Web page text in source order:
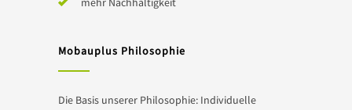
Mobauplus Philosophie
Die Basis unserer Philosophie: Individuelle